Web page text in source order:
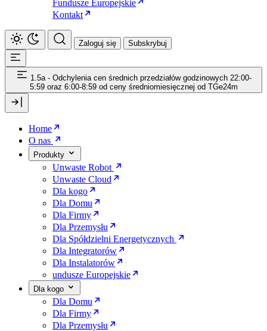
Fundusze Europejskie
Kontakt
Zaloguj się Subskrybuj
1.5a - Odchylenia cen średnich przedziałów godzinowych 22:00-
5:59 oraz 6:00-8:59 od ceny średniomiesięcznej od TGe24m
Home
O nas
Produkty
Unwaste Robot
Unwaste Cloud
Dla kogo
Dla Domu
Dla Firmy
Dla Przemysłu
Dla Spółdzielni Energetycznych
Dla Integratorów
Dla Instalatorów
undusze Europejskie
Dla kogo
Dla Domu
Dla Firmy
Dla Przemysłu